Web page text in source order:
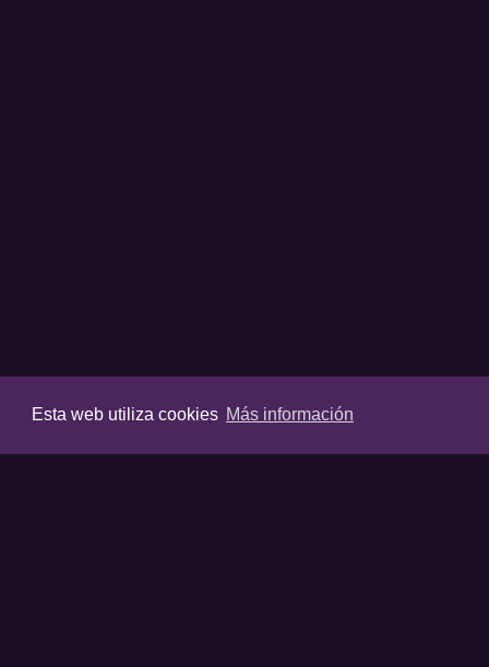
Esta web utiliza cookies Más información